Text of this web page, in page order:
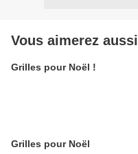
Vous aimerez aussi
Grilles pour Noël !
Grilles pour Noël